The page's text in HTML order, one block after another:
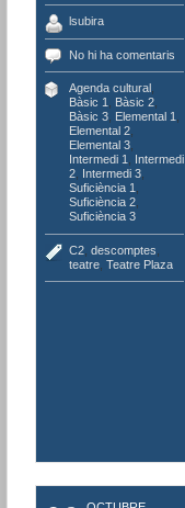
lsubira
No hi ha comentaris
Agenda cultural ,
Bàsic 1, Bàsic 2,
Bàsic 3, Elemental 1,
Elemental 2,
Elemental 3,
Intermedi 1, Intermedi
2, Intermedi 3,
Suficiència 1,
Suficiència 2,
Suficiència 3
C2, descomptes
teatre, Teatre Plaza